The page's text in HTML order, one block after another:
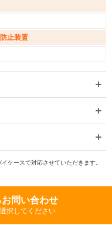
止装置
ケースで対応させていただきます。
問い合わせ
択してください